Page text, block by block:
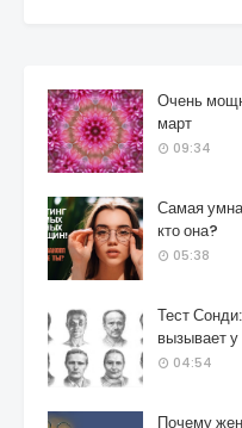
Очень
март
09:34
Самая
кто она?
05:38
Тест
вызывает
04:54
Почему